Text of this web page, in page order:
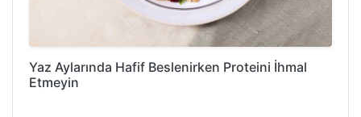
Yaz Aylarında Hafif Beslenirken Proteini İhmal
Etmeyin